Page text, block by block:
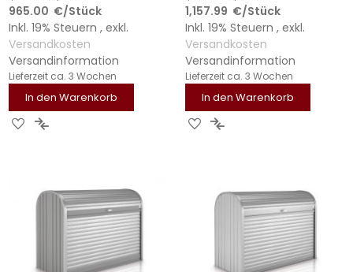
965.00 €/Stück
Inkl. 19% Steuern , exkl.
Versandkosten
Versandinformation
Lieferzeit ca. 3 Wochen
In den Warenkorb
ZURZUR
1,157.99 €/Stück
Inkl. 19% Steuern , exkl.
Versandkosten
Versandinformation
Lieferzeit ca. 3 Wochen
In den Warenkorb
ZURZUR